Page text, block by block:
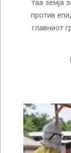
таа земја
против
главниот